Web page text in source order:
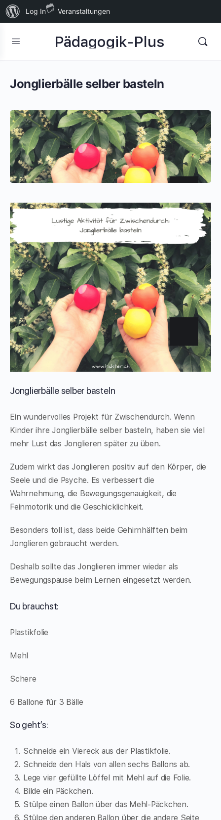
Über
WordPress
Log In Veranstaltungen
Pädagogik-Plus
Jonglierbälle selber basteln
Jonglierbälle selber basteln
Ein wundervolles Projekt für Zwischendurch. Wenn
Kinder ihre Jonglierbälle selber basteln, haben sie viel
mehr Lust das Jonglieren später zu üben.
Zudem wirkt das Jonglieren positiv auf den Körper, die
Seele und die Psyche. Es verbessert die
Wahrnehmung, die Bewegungsgenauigkeit, die
Feinmotorik und die Geschicklichkeit. ⁠
Besonders toll ist, dass beide Gehirnhälften beim
Jonglieren gebraucht werden.
Deshalb sollte das Jonglieren immer wieder als
Bewegungspause beim Lernen eingesetzt werden. ⁠
Du brauchst:
Plastikfolie
Mehl
Schere
6 Ballone für 3 Bälle
So geht’s:
Schneide ein Viereck aus der Plastikfolie.
Schneide den Hals von allen sechs Ballons ab.
Lege vier gefüllte Löffel mit Mehl auf die Folie.
Bilde ein Päckchen.
Stülpe einen Ballon über das Mehl-Päckchen.
Stülpe den anderen Ballon über die andere Seite